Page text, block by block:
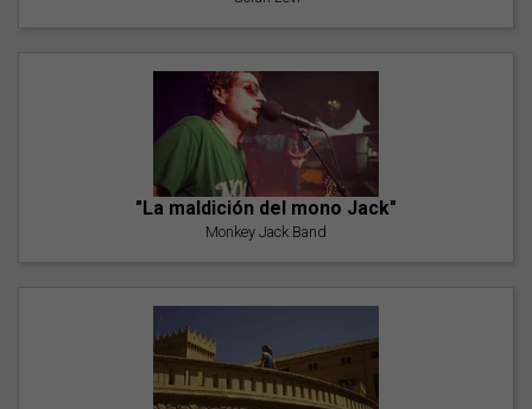
"La maldición del mono Jack"
Monkey Jack Band